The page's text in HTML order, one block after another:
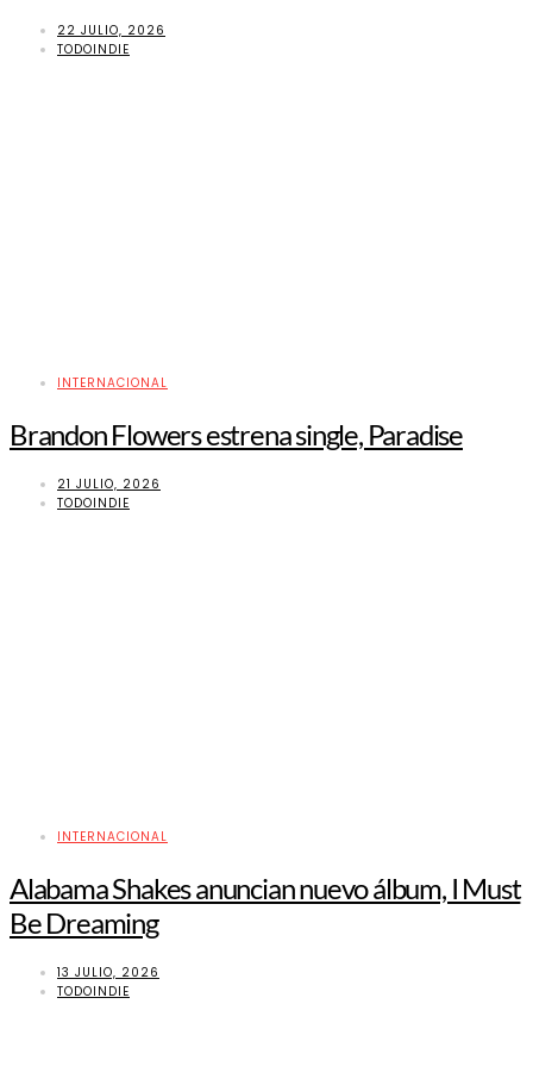
22 JULIO, 2026
TODOINDIE
INTERNACIONAL
Brandon Flowers estrena single, Paradise
21 JULIO, 2026
TODOINDIE
INTERNACIONAL
Alabama Shakes anuncian nuevo álbum, I Must
Be Dreaming
13 JULIO, 2026
TODOINDIE